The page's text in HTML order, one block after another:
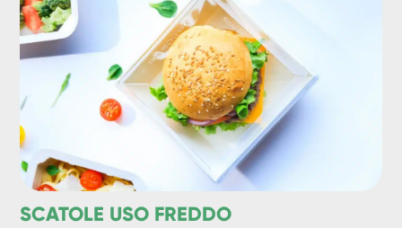
SCATOLE USO FREDDO